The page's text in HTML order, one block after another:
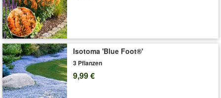
Art.-Nr.:9711
Liefergröße:9x9 cm-Topf
'Echinacea 'Sombrero White Purple®''
Pflege-Tipps
Isotoma 'Blue Foot®'
3 Pflanzen
9,99 €